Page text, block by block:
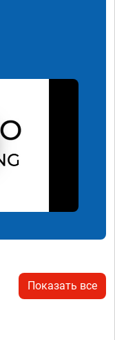
Показать все